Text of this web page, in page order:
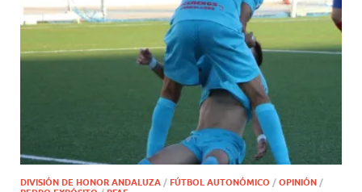
DIVISIÓN DE HONOR ANDALUZA / FÚTBOL AUTONÓMICO / OPINIÓN /